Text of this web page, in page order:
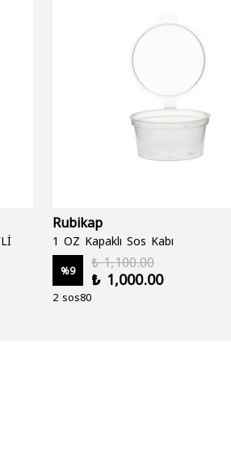
Rubikap
1 OZ Kapaklı Sos Kabı
%9
₺ 1,100.00
₺ 1,000.00
2 sos80